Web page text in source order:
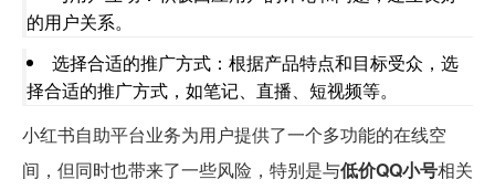
的用户关系。
选择合适的推广方式：根据产品特点和目标受众，选
择合适的推广方式，如笔记、直播、短视频等。
小红书自助平台业务为用户提供了一个多功能的在线空
间，但同时也带来了一些风险，特别是与低价QQ小号相关